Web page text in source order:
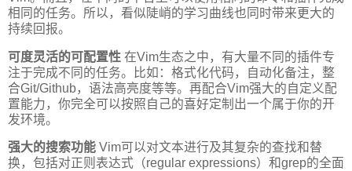
相同的任务。所以，看似陡峭的学习曲线也同时带来更大的
持续回报。
可度灵活的可配置性 在Vim生态之中，有大量不同的插件专
注于完成不同的任务。比如：格式化代码，自动化备注，整
合Git/Github，语法高亮度等等。再配合Vim强大的自定义配
置能力，你完全可以按照自己的喜好定制出一个属于你的开
发环境。
强大的搜索功能 Vim可以对文本进行及其复杂的查找和替
换，包括对正则表达式（regular expressions）和grep的全面